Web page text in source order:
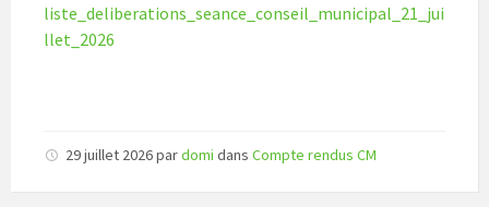
liste_deliberations_seance_conseil_municipal_21_jui
llet_2026
29 juillet 2026pardomi dans Compte rendus CM